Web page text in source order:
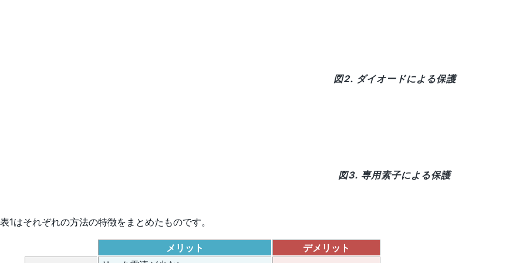
図2. ダイオードによる保護
図3. 専用素子による保護
表1はそれぞれの方法の特徴をまとめたものです。
メリット
デメリット